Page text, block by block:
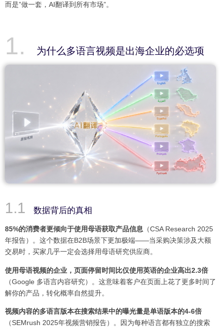
而是”做一套，AI翻译到所有市场”。
为什么多语言视频是出海企业的必选项
数据背后的真相
85%的消费者更倾向于使用母语获取产品信息 （CSA Research 2025
年报告）。这个数据在B2B场景下更加极端——当采购决策涉及大额
交易时，买家几乎一定会选择用母语研究供应商。
使用母语视频的企业，页面停留时间比仅使用英语的企业高出2.3倍
（Google 多语言内容研究）。这意味着客户在页面上花了更多时间了
解你的产品，转化概率自然提升。
视频内容的多语言版本在搜索结果中的曝光量是单语版本的4-6倍
（SEMrush 2025年视频营销报告）。因为每种语言都有独立的搜索